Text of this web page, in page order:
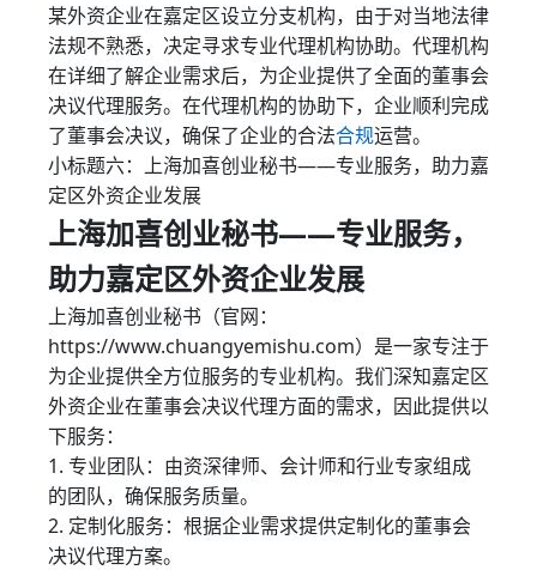
某外资企业在嘉定区设立分支机构，由于对当地法律
法规不熟悉，决定寻求专业代理机构协助。代理机构
在详细了解企业需求后，为企业提供了全面的董事会
决议代理服务。在代理机构的协助下，企业顺利完成
了董事会决议，确保了企业的合法合规运营。
小标题六：上海加喜创业秘书——专业服务，助力嘉
定区外资企业发展
上海加喜创业秘书——专业服务，
助力嘉定区外资企业发展
上海加喜创业秘书（官网：
https://www.chuangyemishu.com）是一家专注于
为企业提供全方位服务的专业机构。我们深知嘉定区
外资企业在董事会决议代理方面的需求，因此提供以
下服务：
1. 专业团队：由资深律师、会计师和行业专家组成
的团队，确保服务质量。
2. 定制化服务：根据企业需求提供定制化的董事会
决议代理方案。